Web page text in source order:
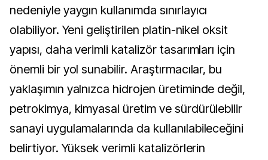
nedeniyle yaygın kullanımda sınırlayıcı
olabiliyor. Yeni geliştirilen platin-nikel oksit
yapısı, daha verimli katalizör tasarımları için
önemli bir yol sunabilir. Araştırmacılar, bu
yaklaşımın yalnızca hidrojen üretiminde değil,
petrokimya, kimyasal üretim ve sürdürülebilir
sanayi uygulamalarında da kullanılabileceğini
belirtiyor. Yüksek verimli katalizörlerin